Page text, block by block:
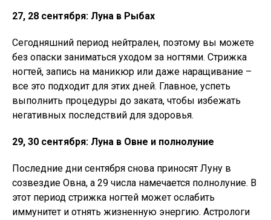
27, 28 сентября: Луна в Рыбах
Сегодняшний период нейтрален, поэтому вы можете
без опаски заниматься уходом за ногтями. Стрижка
ногтей, запись на маникюр или даже наращивание –
все это подходит для этих дней. Главное, успеть
выполнить процедуры до заката, чтобы избежать
негативных последствий для здоровья.
29, 30 сентября: Луна в Овне и полнолуние
Последние дни сентября снова приносят Луну в
созвездие Овна, а 29 числа намечается полнолуние. В
этот период стрижка ногтей может ослабить
иммунитет и отнять жизненную энергию. Астрологи